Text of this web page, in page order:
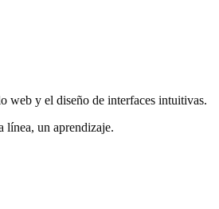
web y el diseño de interfaces intuitivas.
línea, un aprendizaje.